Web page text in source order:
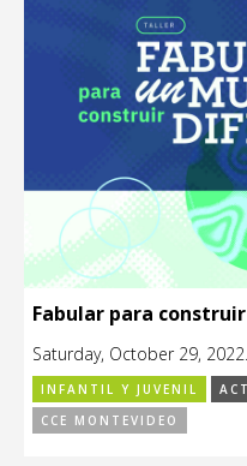
Fabular para
Saturday, October 29, 2022.
INFANTIL Y JUVENIL
CCE MONTEVIDEO